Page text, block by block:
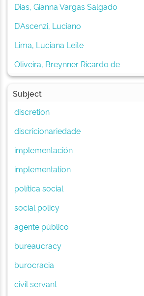
Dias, Gianna Vargas Salgado
D’Ascenzi, Luciano
Lima, Luciana Leite
Oliveira, Breynner Ricardo de
Subject
discretion
discricionariedade
implementación
implementation
política social
social policy
agente público
bureaucracy
burocracia
civil servant